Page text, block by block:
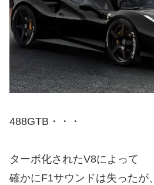
488GTB・・・
ターボ化されたV8によって
確かにF1サウンドは失ったが、